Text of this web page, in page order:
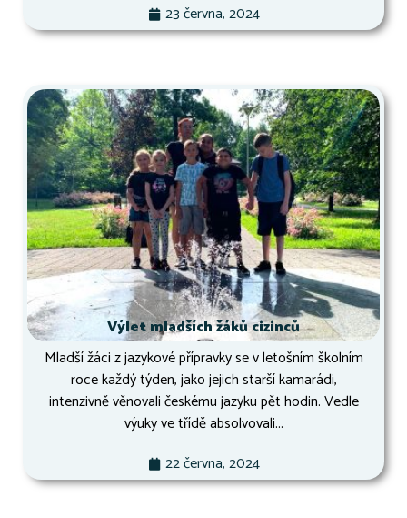
23 června, 2024
Výlet mladších žáků cizinců
Mladší žáci z jazykové přípravky se v letošním školním
roce každý týden, jako jejich starší kamarádi,
intenzivně věnovali českému jazyku pět hodin. Vedle
výuky ve třídě absolvovali...
22 června, 2024